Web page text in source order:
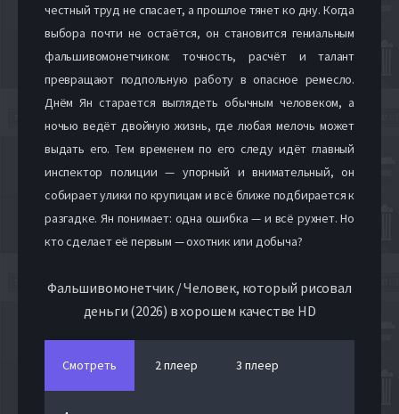
честный труд не спасает, а прошлое тянет ко дну. Когда
выбора почти не остаётся, он становится гениальным
фальшивомонетчиком: точность, расчёт и талант
превращают подпольную работу в опасное ремесло.
Днём Ян старается выглядеть обычным человеком, а
ночью ведёт двойную жизнь, где любая мелочь может
выдать его. Тем временем по его следу идёт главный
инспектор полиции — упорный и внимательный, он
собирает улики по крупицам и всё ближе подбирается к
разгадке. Ян понимает: одна ошибка — и всё рухнет. Но
кто сделает её первым — охотник или добыча?
Фальшивомонетчик / Человек, который рисовал
деньги (2026) в хорошем качестве HD
Смотреть 2 плеер 3 плеер